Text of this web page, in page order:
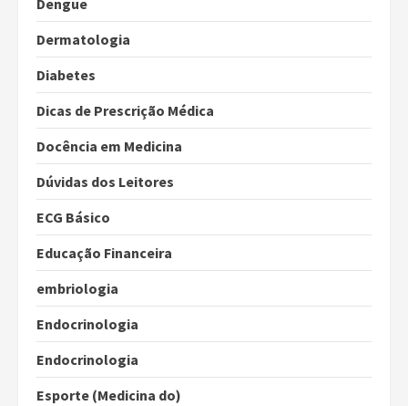
Dengue
Dermatologia
Diabetes
Dicas de Prescrição Médica
Docência em Medicina
Dúvidas dos Leitores
ECG Básico
Educação Financeira
embriologia
Endocrinologia
Endocrinologia
Esporte (Medicina do)